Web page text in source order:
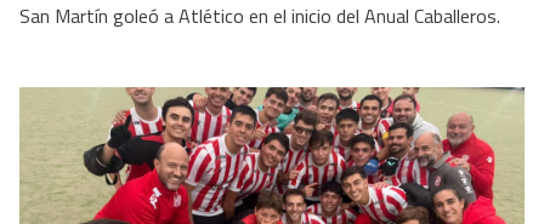
San Martín goleó a Atlético en el inicio del Anual Caballeros.